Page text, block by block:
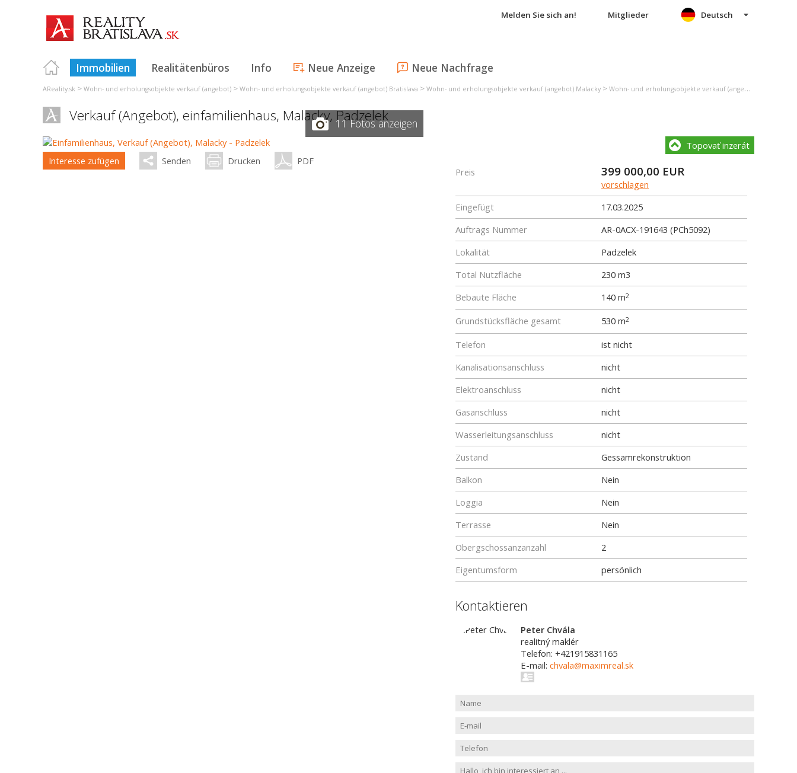
Melden Sie sich an! Mitglieder
Immobilien Realitätenbüros Info Neue Anzeige Neue Nachfrage
Deutsch
AReality.sk > Wohn- und erholungsobjekte verkauf (angebot) > Wohn- und erholungsobjekte verkauf (angebot) Bratislava > Wohn- und erholungsobjekte verkauf (angebot) Malacky > Wohn- und erholungsobjekte verkauf (angebot) Malacky
Verkauf (Angebot), einfamilienhaus, Malacky,Padzelek
11 Fotos anzeigen
Interesse zufügen Senden Drucken PDF
Topovať inzerát
Preis 399 000,00 EUR
vorschlagen
Eingefügt
17.03.2025
Auftrags Nummer
AR-0ACX-191643 (PCh5092)
Lokalität
Padzelek
Total Nutzfläche
230 m3
Bebaute Fläche
140 m2
Grundstücksfläche gesamt 530 m2
Telefon
ist nicht
Kanalisationsanschluss
nicht
Elektroanschluss
nicht
Gasanschluss
nicht
Wasserleitungsanschluss
nicht
Zustand
Gessamrekonstruktion
Balkon
Nein
Loggia
Nein
Terrasse
Nein
Obergschossanzanzahl
2
Eigentumsform
persönlich
Kontaktieren
Peter Chvála
realitný maklér
Telefon: +421915831165
E-mail: chvala@maximreal.sk